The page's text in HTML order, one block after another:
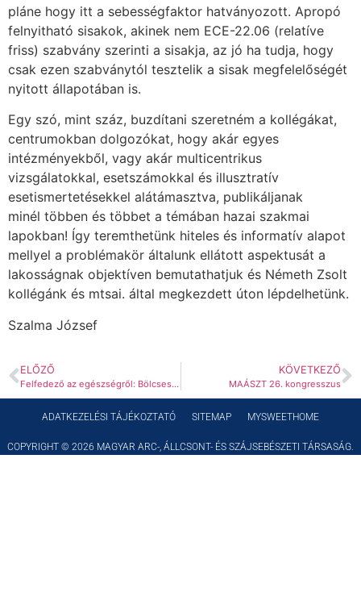
pláne hogy itt a sebességfaktor hatványozott. Apropó
felnyitható sisakok, akinek nem ECE-22.06 (relatíve
friss) szabvány szerinti a sisakja, az jó ha tudja, hogy
csak ezen szabványtól tesztelik a sisak megfelelőségét
nyitott állapotában is.
Egy szó, mint száz, buzdítani szeretném a kollégákat,
centrumokban dolgozókat, hogy akár egyes
intézményekből, vagy akár multicentrikus
vizsgálatokkal, esetszámokkal és illusztratív
esetismertetésekkel alátámasztva, publikáljanak
minél többen és többet a témában hazai szakmai
lapokban! Így teremthetünk hiteles és informatív alapot
mellyel a problémakör általunk ellátott aspektusát a
lakosságnak objektíven bemutathatjuk és Németh Zsolt
kollégánk és mtsai. által megkezdett úton lépdelhetünk.
Szalma József
ELŐZŐ
Felfedező az egészségről: Bölcsességfog-kezelések (Kossuth Rádió)
KÖVETKEZŐ
MAÁSZT 26. kongresszus
ADATKEZELÉSI TÁJÉKOZTATÓ SITEMAP MYSWEETHOME
COPYRIGHT © 2026 MAGYAR ARC-, ÁLLCSONT- ÉS SZÁJSEBÉSZETI TÁRSASÁG.